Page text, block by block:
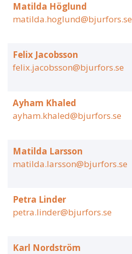
Matilda Höglund
matilda.hoglund@bjurfors.se
Felix Jacobsson
felix.jacobsson@bjurfors.se
Ayham Khaled
ayham.khaled@bjurfors.se
Matilda Larsson
matilda.larsson@bjurfors.se
Petra Linder
petra.linder@bjurfors.se
Karl Nordström